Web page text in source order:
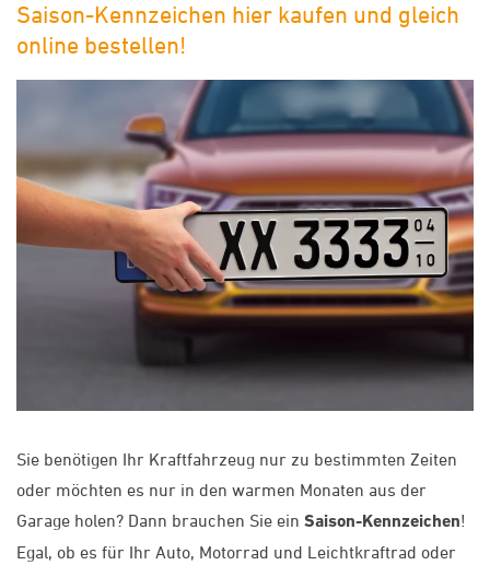
Saison-Kennzeichen hier kaufen und gleich
online bestellen!
Sie benötigen Ihr Kraftfahrzeug nur zu bestimmten Zeiten
oder möchten es nur in den warmen Monaten aus der
Garage holen? Dann brauchen Sie ein Saison-Kennzeichen!
Egal, ob es für Ihr Auto, Motorrad und Leichtkraftrad oder